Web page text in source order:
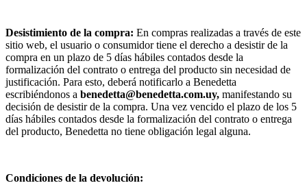
Desistimiento de la compra: En compras realizadas a través de este
sitio web, el usuario o consumidor tiene el derecho a desistir de la
compra en un plazo de 5 días hábiles contados desde la
formalización del contrato o entrega del producto sin necesidad de
justificación. Para esto, deberá notificarlo a Benedetta
escribiéndonos a benedetta@benedetta.com.uy, manifestando su
decisión de desistir de la compra. Una vez vencido el plazo de los 5
días hábiles contados desde la formalización del contrato o entrega
del producto, Benedetta no tiene obligación legal alguna.
Condiciones de la devolución: